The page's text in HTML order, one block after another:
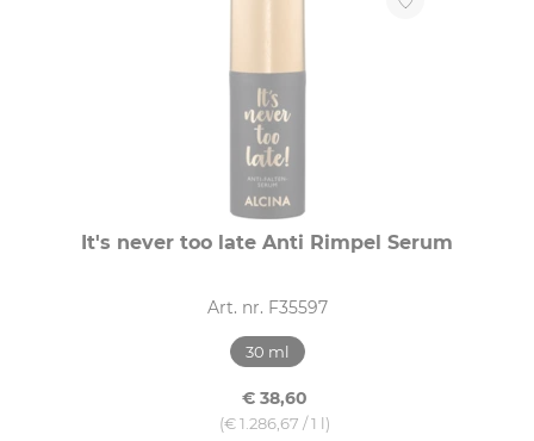
It's never too late Anti Rimpel Serum
Art. nr. F35597
30 ml
€ 38,60
(€ 1.286,67 / 1 l)